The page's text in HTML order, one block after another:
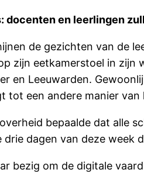
docenten en leerlingen
de gezichten van de
zijn eetkamerstoel in
en Leeuwarden.
tot een andere manier van
bepaalde dat alle
drie dagen van deze
bezig om de digitale